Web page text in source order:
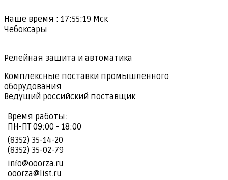
Наше время : 17:55:20 Мск
Чебоксары
Релейная защита и автоматика
Комплексные поставки промышленного
оборудования
Ведущий российский поставщик
Время работы:
ПН-ПТ 09:00 - 18:00
(8352) 35-14-20
(8352) 35-02-79
info@ooorza.ru
ooorza@list.ru